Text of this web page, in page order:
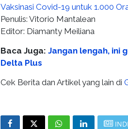
Vaksinasi Covid-19 untuk 1.000
Penulis: Vitorio Mantalean
Editor: Diamanty Meiliana
Baca Juga: Jangan lengah, ini
Delta Plus
Cek Berita dan Artikel yang lain di